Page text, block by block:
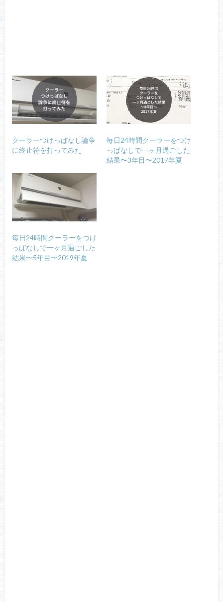
クーラーつけっぱなし論争
に終止符を打ってみた
毎日24時間クーラーをつけ
っぱなしで一ヶ月過ごした
結果〜3年目〜2017年夏
毎日24時間クーラーをつけ
っぱなしで一ヶ月過ごした
結果〜5年目〜2019年夏